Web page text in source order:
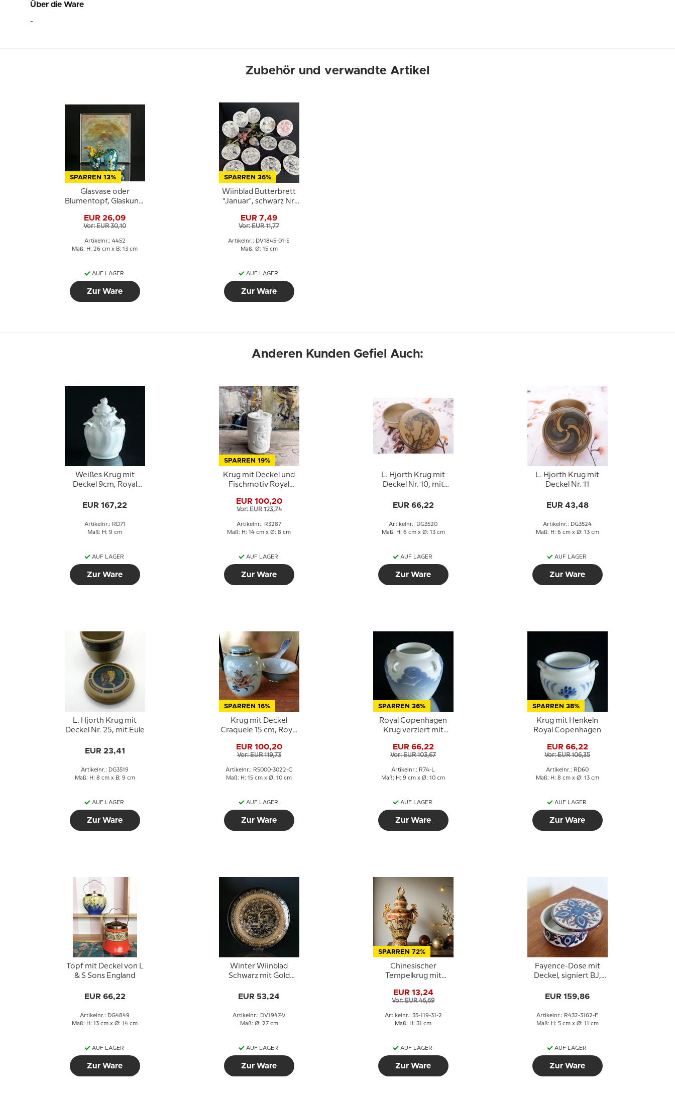
Über die Ware
-
Zubehör und verwandte Artikel
SPARREN 13%
Glasvase oder
Blumentopf, Glaskunst
Blumen,
Mundgeblasenem
Glas,
EUR 26,09
Vor: EUR 30,10
Artikelnr.: 4452
Maß: H: 26 cm x B: 13 cm
AUF LAGER
Zur Ware
SPARREN 36%
Wiinblad Butterbrett
"Januar", schwarz Nr.
EUR 7,49
Vor: EUR 11,77
Artikelnr.: DV1845-01-S
Maß: Ø: 15 cm
AUF LAGER
Zur Ware
Anderen Kunden Gefiel Auch:
Weißes Krug mit
Deckel 9cm, Royal
1893)
EUR 167,22
Artikelnr.: RD71
Maß: H: 9 cm
AUF LAGER
Zur Ware
SPARREN 19%
Krug mit Deckel und
Fischmotiv Royal
EUR 100,20
Vor: EUR 123,74
Artikelnr.: R3287
Maß: H: 14 cm x Ø: 8 cm
AUF LAGER
Zur Ware
L. Hjorth Krug mit
Deckel Nr. 10, mit
EUR 66,22
Artikelnr.: DG3520
Maß: H: 6 cm x Ø: 13 cm
AUF LAGER
Zur Ware
L. Hjorth Krug mit
Deckel Nr. 11
EUR 43,48
Artikelnr.: DG3524
Maß: H: 6 cm x Ø: 13 cm
AUF LAGER
Zur Ware
L. Hjorth Krug mit
Deckel Nr. 25, mit Eule
EUR 23,41
Artikelnr.: DG3519
Maß: H: 8 cm x B: 9 cm
AUF LAGER
Zur Ware
SPARREN 16%
Krug mit Deckel
Craquele 15 cm, Royal
5000-3022
EUR 100,20
Vor: EUR 119,73
Artikelnr.: R5000-3022-C
Maß: H: 15 cm x Ø: 10 cm
AUF LAGER
Zur Ware
SPARREN 36%
Royal Copenhagen
Krug verziert mit
klein
EUR 66,22
Vor: EUR 103,67
Artikelnr.: R74-L
Maß: H: 9 cm x Ø: 10 cm
AUF LAGER
Zur Ware
SPARREN 38%
Krug mit Henkeln
Royal Copenhagen
EUR 66,22
Vor: EUR 106,35
Artikelnr.: RD60
Maß: H: 8 cm x Ø: 13 cm
AUF LAGER
Zur Ware
Topf mit Deckel von L
& S Sons England
EUR 66,22
Artikelnr.: DG4849
Maß: H: 13 cm x Ø: 14 cm
AUF LAGER
Zur Ware
Winter Wiinblad
Schwarz mit Gold
Durchmesser 27 cm
EUR 53,24
Artikelnr.: DV1947-V
Maß: Ø: 27 cm
AUF LAGER
Zur Ware
SPARREN 72%
Chinesischer
Tempelkrug mit
EUR 13,24
Vor: EUR 46,69
Artikelnr.: 35-119-31-2
Maß: H: 31 cm
AUF LAGER
Zur Ware
Fayence-Dose mit
Deckel, signiert BJ,
432-3162
EUR 159,86
Artikelnr.: R432-3162-F
Maß: H: 5 cm x Ø: 11 cm
AUF LAGER
Zur Ware